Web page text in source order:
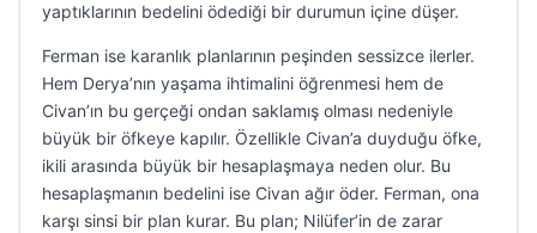
yaptıklarının bedelini ödediği bir durumun içine düşer.
Ferman ise karanlık planlarının peşinden sessizce ilerler.
Hem Derya’nın yaşama ihtimalini öğrenmesi hem de
Civan’ın bu gerçeği ondan saklamış olması nedeniyle
büyük bir öfkeye kapılır. Özellikle Civan’a duyduğu öfke,
ikili arasında büyük bir hesaplaşmaya neden olur. Bu
hesaplaşmanın bedelini ise Civan ağır öder. Ferman, ona
karşı sinsi bir plan kurar. Bu plan; Nilüfer’in de zarar